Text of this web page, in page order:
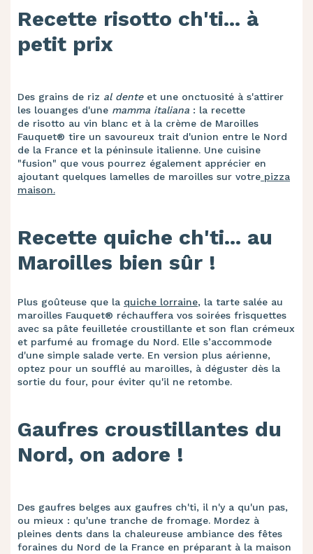
Recette risotto ch'ti... à
petit prix
Des grains de riz al denteet une onctuosité à s'attirer
les louanges d'une mamma italiana : la recette
de risotto au vin blanc et à la crème de Maroilles
Fauquet® tire un savoureux trait d'union entre le Nord
de la France et la péninsule italienne. Une cuisine
"fusion" que vous pourrez également apprécier en
ajoutant quelques lamelles de maroilles sur votre pizza
maison.
Recette quiche ch'ti... au
Maroilles bien sûr !
Plus goûteuse que la quiche lorraine, la tarte salée au
maroilles Fauquet® réchauffera vos soirées frisquettes
avec sa pâte feuilletée croustillante et son flan crémeux
et parfumé au fromage du Nord. Elle s’accommode
d'une simple salade verte. En version plus aérienne,
optez pour un soufflé au maroilles, à déguster dès la
sortie du four, pour éviter qu'il ne retombe.
Gaufres croustillantes du
Nord, on adore !
Des gaufres belges aux gaufres ch'ti, il n'y a qu'un pas,
ou mieux : qu'une tranche de fromage. Mordez à
pleines dents dans la chaleureuse ambiance des fêtes
foraines du Nord de la France en préparant à la maison